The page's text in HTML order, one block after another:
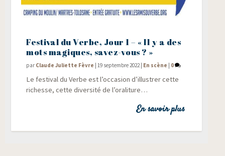
Festival du Verbe, Jour 1 – « Il y a des
mots magiques, savez-vous ? »
par Claude Juliette Fèvre | 19 septembre 2022 | En scène | 0
Le fes­ti­val du Verbe est l’occasion d’illustrer cette
richesse, cette diver­si­té de l’oraliture…
En savoir plus